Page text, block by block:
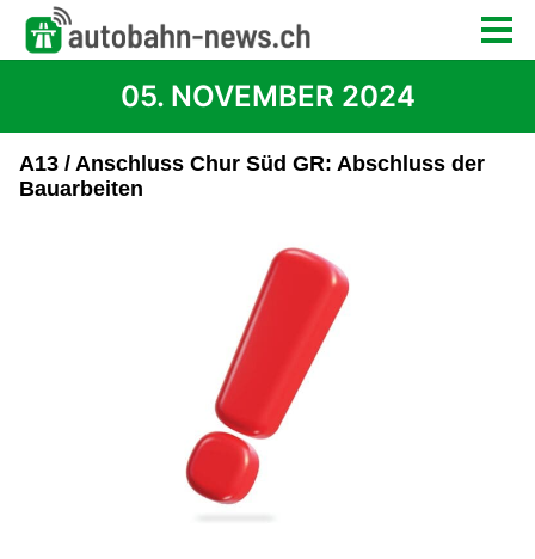
05. NOVEMBER 2024
A13 / Anschluss Chur Süd GR: Abschluss der
Bauarbeiten